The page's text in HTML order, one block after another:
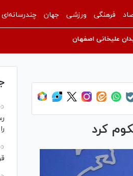
فرهنگی ورزشی جهان چندرسانه‌ای
علیخانی اصفهان
کرد